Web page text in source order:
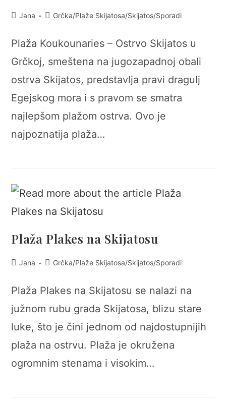
PostJana
PostGrčka/Plaže Skijatosa/Skijatos/Sporadi
Plaža Koukounaries – Ostrvo Skijatos u
Grčkoj, smeštena na jugozapadnoj obali
ostrva Skijatos, predstavlja pravi dragulj
Egejskog mora i s pravom se smatra
najlepšom plažom ostrva. Ovo je
najpoznatija plaža…
Plaža Plakes na Skijatosu
PostJana
PostGrčka/Plaže Skijatosa/Skijatos/Sporadi
Plaža Plakes na Skijatosu se nalazi na
južnom rubu grada Skijatosa, blizu stare
luke, što je čini jednom od najdostupnijih
plaža na ostrvu. Plaža je okružena
ogromnim stenama i visokim…